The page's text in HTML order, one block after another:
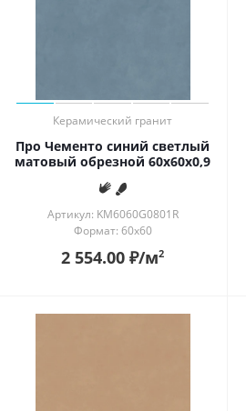
Керамический гранит
Про Чементо синий светлый
матовый обрезной 60x60x0,9
Артикул: KM6060G0801R
Формат: 60x60
2 554.00 ₽/м2